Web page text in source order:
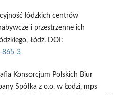
łódzkich centrów
i przestrzenne ich
Łódź. DOI:
865-3
Konsorcjum Polskich Biur
Spółka z o.o. w Łodzi, mps